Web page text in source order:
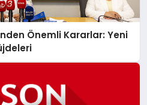
Önemli Kararlar: Yeni